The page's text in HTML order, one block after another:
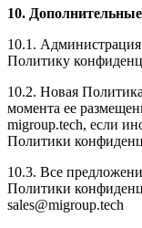
10.
10.1.
Политику
10.2. Новая
момента ее
migroup.tech, если
Политики
10.3. Все
Политики
sales@migroup.tech